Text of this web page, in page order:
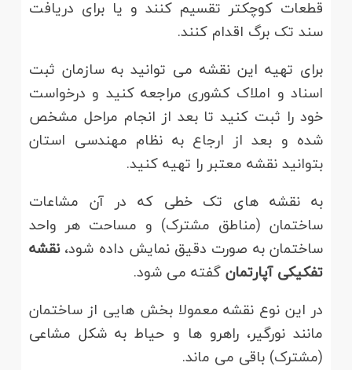
قطعات کوچکتر تقسیم کنند و یا برای دریافت
سند تک برگ اقدام کنند.
برای تهیه این نقشه می توانید به سازمان ثبت
اسناد و املاک کشوری مراجعه کنید و درخواست
خود را ثبت کنید تا بعد از انجام مراحل مشخص
شده و بعد از ارجاع به نظام مهندسی استان
بتوانید نقشه معتبر را تهیه کنید.
به نقشه های تک خطی که در آن مشاعات
ساختمان (مناطق مشترک) و مساحت هر واحد
ساختمان به صورت دقیق نمایش داده شود،نقشه
تفکیکی آپارتمانگفته می شود.
در این نوع نقشه معمولا بخش هایی از ساختمان
مانند نورگیر، راهرو ها و حیاط به شکل مشاعی
(مشترک) باقی می ماند.